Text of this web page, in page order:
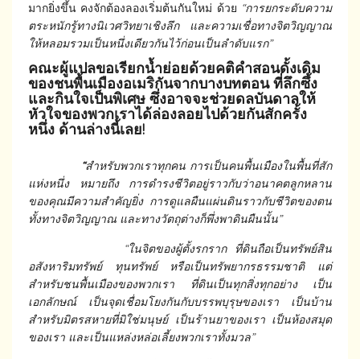
มากยิ่งขึ้น คงจักต้องลองเริ่มต้นกันใหม่ ด้วย “การยกระดับความ
ตระหนักรู้ทางนิเวศวิทยาเชิงลึก และความเชื่อทางจิตวิญญาณ
ให้หลอมรวมเป็นหนึ่งเดียวกันไว้ก่อนเป็นลำดับแรก”
คณะผู้แปลขอเรียกน้ำย่อยด้วยคติคำสอนดั้งเดิม
ของชนพื้นเมืองอเมริกันจากบางบทตอน ที่ลึกซึ้ง
และกินใจเป็นพิเศษ ซึ่งอาจจะช่วยดลบันดาลให้
หัวใจของพวกเราได้ล่องลอยไปด้วยกันสักครั้ง
หนึ่ง ด้านล่างนี้เลย!
“สำหรับพวกเราทุกคน​ การเป็นคนพื้นเมืองในพื้นที่สัก
แห่งหนึ่ง​ หมายถึง ​การดำรงชีวิตอยู่ราวกับว่าอนาคตลูกหลาน
ของคุณมีความสำคัญยิ่ง การดูแลผืนแผ่นดินราวกับชีวิตของตน​
ทั้งทางจิตวิญญาณ และทางวัตถุ​ต่างก็พึ่งพาดินผืนนั้น”
“ในจิตของผู้ตั้งรกราก​ ที่ดินถือเป็นทรัพย์สิน​
อสังหาริมทรัพย์​ ทุนทรัพย์ หรือ​เป็นทรัพยากรธรรมชาติ​ แต่
สำหรับชน​พื้นเมือง​ของพวกเรา​ ที่ดินเป็นทุกสิ่งทุกอย่าง​ เป็น
เอกลักษณ์​ เป็นจุดเชื่อมโยงกันกับบรรพบุรุษ​ของเรา​ เป็นบ้าน
สำหรับมิตรสหาย​ที่มิใช่มนุษย์ เป็นร้านยาของเรา​ เป็นห้องสมุด
ของเรา​ และเป็นแหล่งหล่อเลี้ยงพวกเราทั้งมวล”